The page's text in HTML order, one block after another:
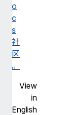
o
c
s
社
区
。
View
in
English